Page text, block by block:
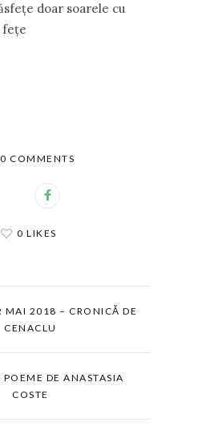
doar soarele cu
fețe
0 COMMENTS
0 LIKES
MAI 2018 – CRONICĂ DE
CENACLU
POEME DE ANASTASIA
COSTE